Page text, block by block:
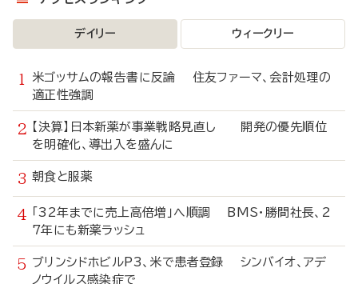
デイリー ウィークリー
米ゴッサムの報告書に反論 住友ファーマ、会計処理の
適正性強調
【決算】日本新薬が事業戦略見直し 開発の優先順位
を明確化、導出入を盛んに
朝食と服薬
「32年までに売上高倍増」へ順調 BMS・勝間社長、2
7年にも新薬ラッシュ
ブリンシドホビルP3、米で患者登録 シンバイオ、アデ
ノウイルス感染症で